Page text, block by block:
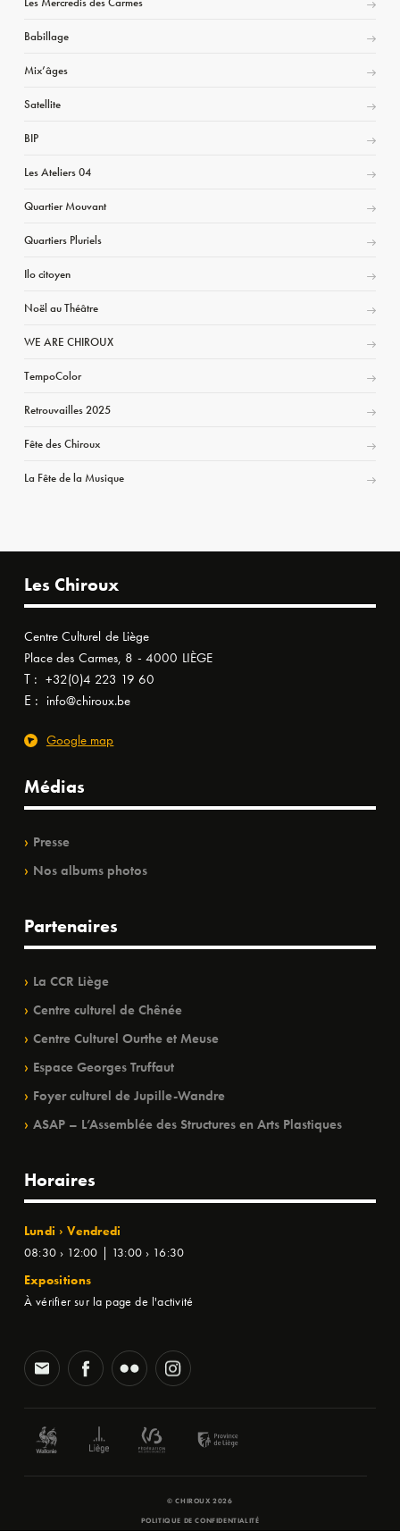
Babillage
Mix’âges
Satellite
BIP
Les Ateliers 04
Quartier Mouvant
Quartiers Pluriels
Ilo citoyen
Noël au Théâtre
WE ARE CHIROUX
TempoColor
Retrouvailles 2025
Fête des Chiroux
La Fête de la Musique
Les Chiroux
Centre Culturel de Liège
Place des Carmes, 8 - 4000 LIÈGE
T : +32(0)4 223 19 60
E : info@chiroux.be
Google map
Médias
Presse
Nos albums photos
Partenaires
La CCR Liège
Centre culturel de Chênée
Centre Culturel Ourthe et Meuse
Espace Georges Truffaut
Foyer culturel de Jupille-Wandre
ASAP – L’Assemblée des Structures en Arts Plastiques
Horaires
Lundi › Vendredi
08:30 › 12:00 | 13:00 › 16:30
Expositions
À vérifier sur la page de l'activité
© CHIROUX 2026
POLITIQUE DE CONFIDENTIALITÉ